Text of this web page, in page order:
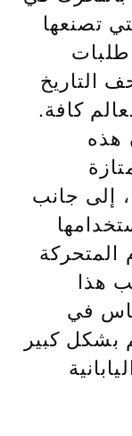
تصنعها
التاريخ
كافة.
هذه
إلى جانب
المتحركة
هذا
في
بشكل كبير